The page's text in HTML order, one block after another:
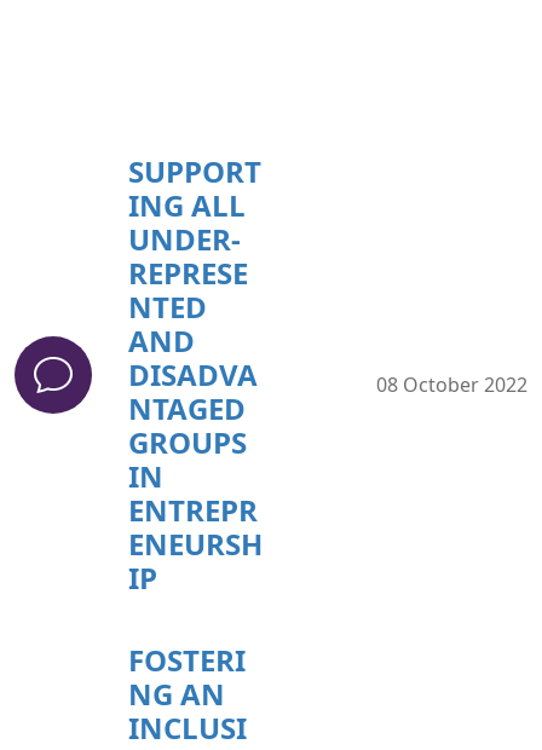
SUPPORT
ING ALL
UNDER-
REPRESE
NTED
AND
DISADVA
NTAGED
GROUPS
IN
ENTREPR
ENEURSH
IP
08 October 2022
FOSTERI
NG AN
INCLUSI